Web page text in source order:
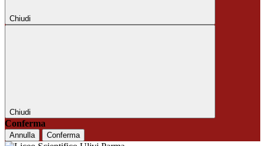
Chiudi
Chiudi
Conferma
Annulla Conferma